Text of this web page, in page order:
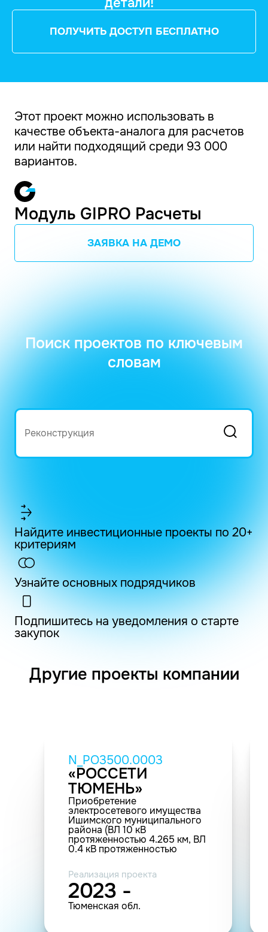
ПОЛУЧИТЬ ДОСТУП БЕСПЛАТНО
Этот проект можно использовать в
качестве объекта-аналога для расчетов
или найти подходящий среди 93 000
вариантов.
Модуль GIPRO Расчеты
ЗАЯВКА НА ДЕМО
Поиск проектов по ключевым
словам
Найдите инвестиционные проекты по 20+
критериям
Узнайте основных подрядчиков
Подпишитесь на уведомления о старте
закупок
Другие проекты компании
N_PO3500.0003
«РОССЕТИ
ТЮМЕНЬ»
Приобретение
электросетевого имущества
Ишимского муниципального
района (ВЛ 10 кВ
протяженностью 4.265 км, ВЛ
0.4 кВ протяженностью
протяженностью 1.617 км, ТП -
9 шт. мощностью 1.600 МВА)
Реализация проекта
2023 -
Тюменская обл.